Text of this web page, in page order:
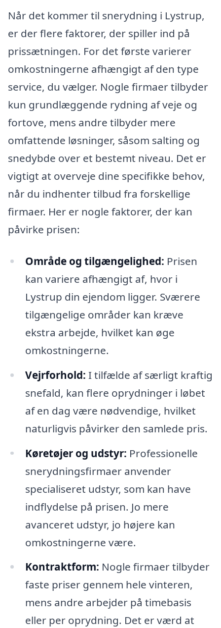
Når det kommer til snerydning i Lystrup,
er der flere faktorer, der spiller ind på
prissætningen. For det første varierer
omkostningerne afhængigt af den type
service, du vælger. Nogle firmaer tilbyder
kun grundlæggende rydning af veje og
fortove, mens andre tilbyder mere
omfattende løsninger, såsom salting og
snedybde over et bestemt niveau. Det er
vigtigt at overveje dine specifikke behov,
når du indhenter tilbud fra forskellige
firmaer. Her er nogle faktorer, der kan
påvirke prisen:
Område og tilgængelighed: Prisen
kan variere afhængigt af, hvor i
Lystrup din ejendom ligger. Sværere
tilgængelige områder kan kræve
ekstra arbejde, hvilket kan øge
omkostningerne.
Vejrforhold: I tilfælde af særligt kraftig
snefald, kan flere oprydninger i løbet
af en dag være nødvendige, hvilket
naturligvis påvirker den samlede pris.
Køretøjer og udstyr: Professionelle
snerydningsfirmaer anvender
specialiseret udstyr, som kan have
indflydelse på prisen. Jo mere
avanceret udstyr, jo højere kan
omkostningerne være.
Kontraktform: Nogle firmaer tilbyder
faste priser gennem hele vinteren,
mens andre arbejder på timebasis
eller per oprydning. Det er værd at